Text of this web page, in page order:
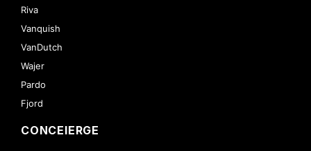
Riva
Vanquish
VanDutch
Wajer
Pardo
Fjord
CONCEIERGE